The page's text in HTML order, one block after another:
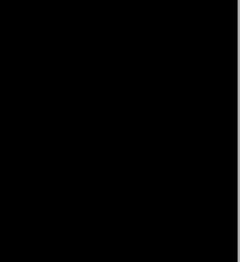
a cargo de
The Wrath
doblaje o subtítulos que